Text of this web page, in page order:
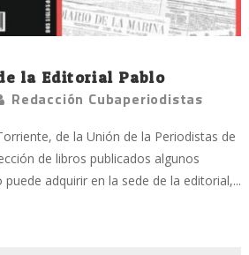
la Editorial Pablo
Redacción Cubaperiodistas
de la Unión de la Periodistas de
de libros publicados algunos
adquirir en la sede de la editorial,...